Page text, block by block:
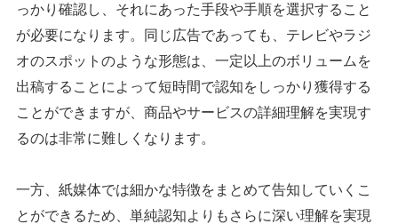
っかり確認し、それにあった手段や手順を選択すること
が必要になります。同じ広告であっても、テレビやラジ
オのスポットのような形態は、一定以上のボリュームを
出稿することによって短時間で認知をしっかり獲得する
ことができますが、商品やサービスの詳細理解を実現す
るのは非常に難しくなります。
一方、紙媒体では細かな特徴をまとめて告知していくこ
とができるため、単純認知よりもさらに深い理解を実現